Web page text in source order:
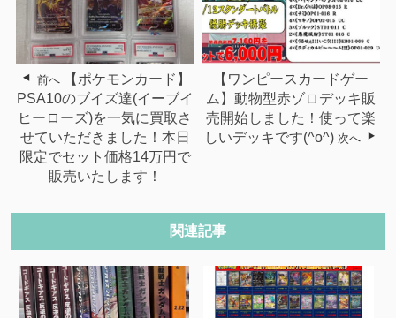
前へ
【ポケモンカード】
PSA10のブイズ達(イーブイ
ヒーローズ)を一気に買取さ
せていただきました！本日
限定でセット価格14万円で
販売いたします！
【ワンピースカードゲー
ム】動物型赤ゾロデッキ販
売開始しました！使って楽
しいデッキです(^o^) 次へ
関連記事